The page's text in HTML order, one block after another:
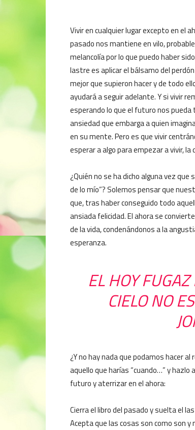
Vivir en cualquier lugar excepto en el
pasado nos mantiene en vilo,
melancolía por lo que puedo haber
lastre es aplicar el bálsamo del
mejor que supieron hacer y de todo
ayudará a seguir adelante. Y si vivir
esperando lo que el futuro nos
ansiedad que embarga a quien
en su mente. Pero es que vivir
esperar a algo para empezar a vivir,
¿Quién no se ha dicho alguna vez que
de lo mío”? Solemos pensar que
que, tras haber conseguido todo
ansiada felicidad. El ahora se
de la vida, condenándonos a la
esperanza.
EL HOY
CIELO NO
¿Y no hay nada que podamos hacer
aquello que harías “cuando…” y hazlo
futuro y aterrizar en el ahora:
Cierra el libro del pasado y suelta el
Acepta que las cosas son como son